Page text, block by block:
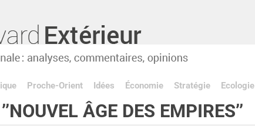
Proche-Orient Idées Économie Stratégie Ecologie
ÂGE DES EMPIRES’’